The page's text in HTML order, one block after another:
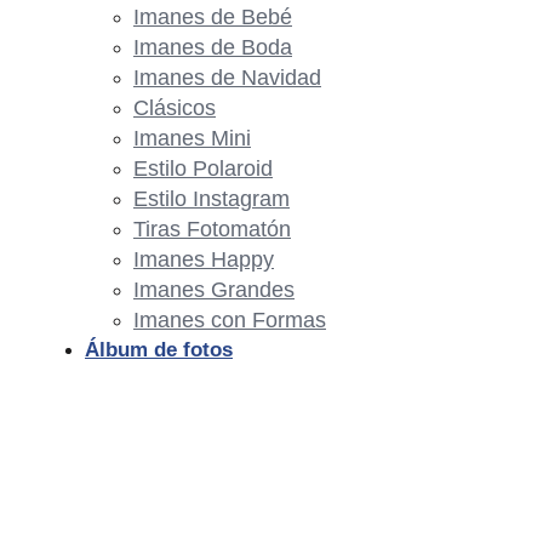
Imanes de Bebé
Imanes de Boda
Imanes de Navidad
Clásicos
Imanes Mini
Estilo Polaroid
Estilo Instagram
Tiras Fotomatón
Imanes Happy
Imanes Grandes
Imanes con Formas
Álbum de fotos